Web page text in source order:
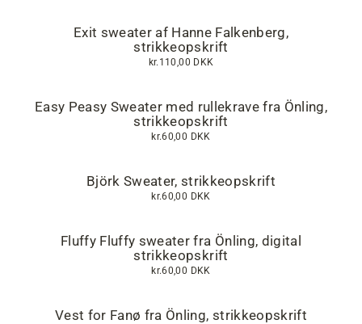
Exit sweater af Hanne Falkenberg,
strikkeopskrift
kr.110,00 DKK
Easy Peasy Sweater med rullekrave fra Önling,
strikkeopskrift
kr.60,00 DKK
Björk Sweater, strikkeopskrift
kr.60,00 DKK
Fluffy Fluffy sweater fra Önling, digital
strikkeopskrift
kr.60,00 DKK
Vest for Fanø fra Önling, strikkeopskrift